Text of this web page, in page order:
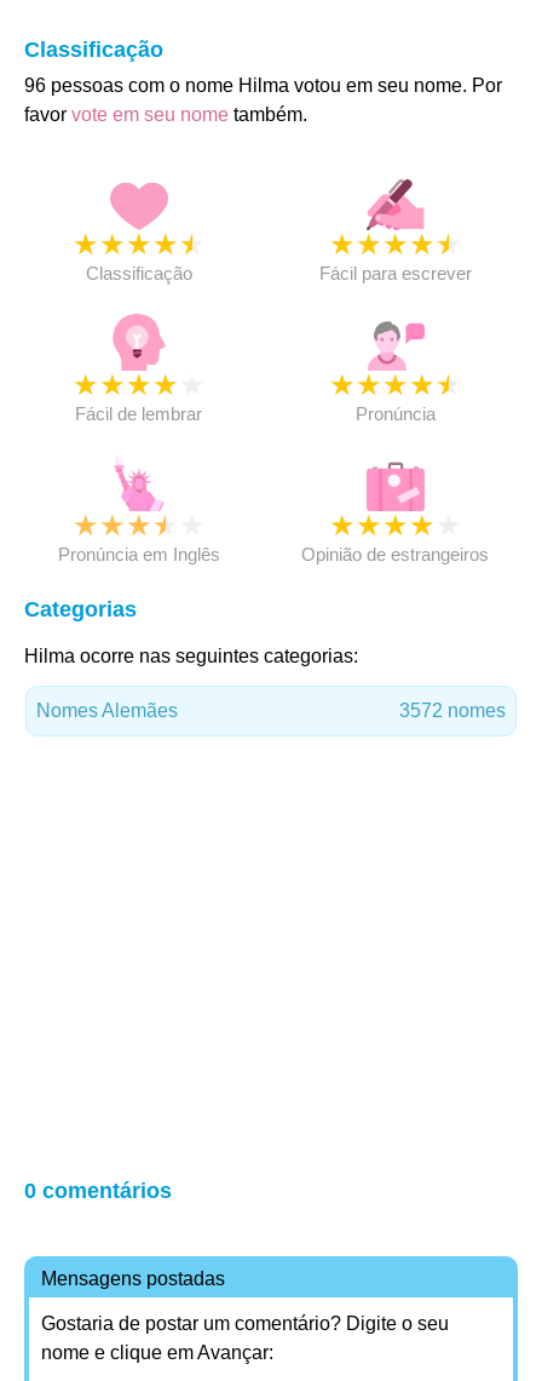
Classificação
96 pessoas com o nome Hilma votou em seu nome. Por
favor vote em seu nome também.
★★★★★
Classificação
★★★★★
Fácil para escrever
★★★★
Fácil de lembrar
★★★★★
Pronúncia
★★★★
Pronúncia em Inglês
★★★★
Opinião de estrangeiros
Categorias
Hilma ocorre nas seguintes categorias:
Nomes Alemães 3572 nomes
0 comentários
Mensagens postadas
Gostaria de postar um comentário? Digite o seu
nome e clique em Avançar: